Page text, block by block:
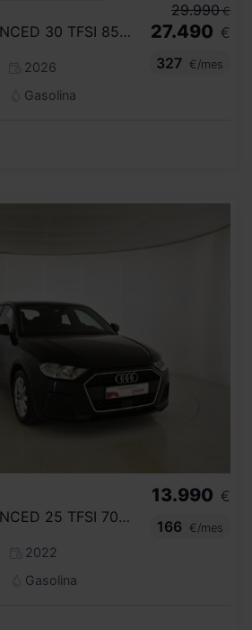
SPORTBACK ADVANCED 30 TFSI 85KW S TRONIC
2026
Gasolina
29.990 €
27.490 €
327
€/mes
SPORTBACK ADVANCED 25 TFSI 70KW (95CV)
2022
Gasolina
13.990 €
166
€/mes